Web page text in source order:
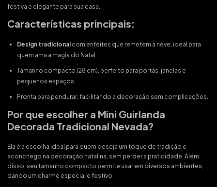
festiva e elegante para sua casa.
Características principais:
Design tradicional com enfeites que remetem à neve, ideal para
quem ama a magia do Natal.
Tamanho compacto (28 cm), perfeito para portas, janelas e
pequenos espaços.
Pronta para pendurar, facilitando a decoração sem complicações.
Por que escolher a Mini Guirlanda
Decorada Tradicional Nevada?
Ela é a escolha ideal para quem deseja um toque de tradição e
aconchego na decoração natalina, sem perder a praticidade. Além
disso, seu tamanho compacto permite usar em diversos ambientes,
dando um charme especial e festivo.